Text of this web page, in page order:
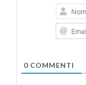
0COMMENTI